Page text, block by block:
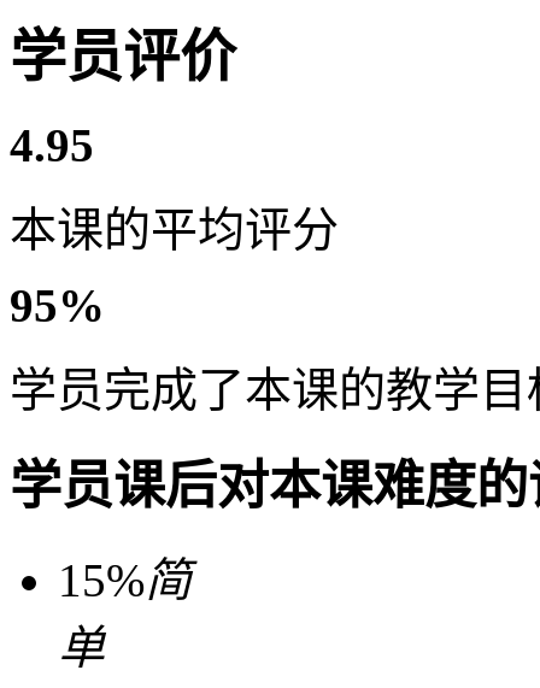
学员评价
4.95
本课的平均评分
95%
学员完成了本课的教学目
学员课后对本课难度
15%简
单